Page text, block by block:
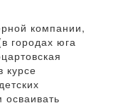
компании,
городах юга
курсе